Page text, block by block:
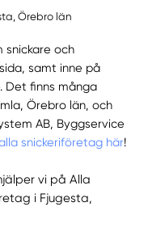
Örebro län
snickare och
samt inne på
Det finns många
Örebro län, och
AB, Byggservice
snickeriföretag här!
vi på Alla
i Fjugesta,